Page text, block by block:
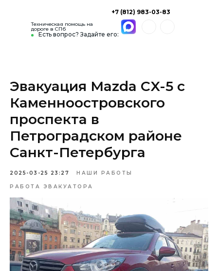
Есть вопрос? Задайте его:
+7 (812) 983-03-83
Техническая помощь на
дороге в СПб
Эвакуация Mazda CX-5 с
Каменноостровского
проспекта в
Петроградском районе
Санкт-Петербурга
2025-03-25 23:27 НАШИ РАБОТЫ
РАБОТА ЭВАКУАТОРА